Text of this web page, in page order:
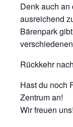
Denk auch an
ausreichend
Bärenpark
Rückkehr
Hast du noch
Zentrum an!
Wir freuen uns!